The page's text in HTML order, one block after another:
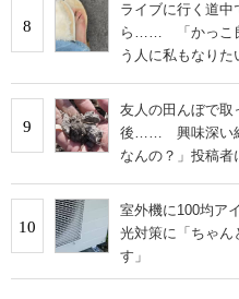
8
ライブに行く道
ら…… 「かっこ良
う人に私もなりた
9
友人の田んぼで
後…… 興味深い結
なんの？」投稿者
10
室外機に100均
光対策に「ちゃん
す」